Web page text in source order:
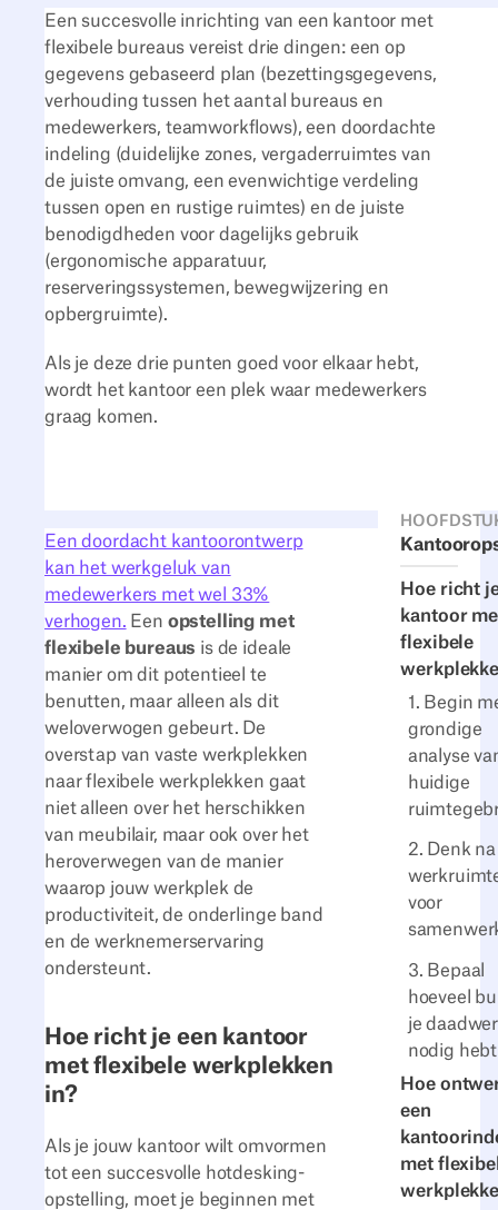
Een succesvolle inrichting van een kantoor met
flexibele bureaus vereist drie dingen: een op
gegevens gebaseerd plan (bezettingsgegevens,
verhouding tussen het aantal bureaus en
medewerkers, teamworkflows), een doordachte
indeling (duidelijke zones, vergaderruimtes van
de juiste omvang, een evenwichtige verdeling
tussen open en rustige ruimtes) en de juiste
benodigdheden voor dagelijks gebruik
(ergonomische apparatuur,
reserveringssystemen, bewegwijzering en
opbergruimte).
Als je deze drie punten goed voor elkaar hebt,
wordt het kantoor een plek waar medewerkers
graag komen.
Hoe richt
kantoor
flexibele
1. Begin
grondige
analyse
huidige
2. Denk
voor
3. Bepaal
hoeveel
je
nodig
Hoe
een
met
Een doordacht kantoorontwerp
kan het werkgeluk van
medewerkers met wel 33%
verhogen. Een opstelling met
flexibele bureaus is de ideale
manier om dit potentieel te
benutten, maar alleen als dit
weloverwogen gebeurt. De
overstap van vaste werkplekken
naar flexibele werkplekken gaat
niet alleen over het herschikken
van meubilair, maar ook over het
heroverwegen van de manier
waarop jouw werkplek de
productiviteit, de onderlinge band
en de werknemerservaring
ondersteunt.
Hoe richt je een kantoor
met flexibele werkplekken
in?
Als je jouw kantoor wilt omvormen
tot een succesvolle hotdesking-
opstelling, moet je beginnen met